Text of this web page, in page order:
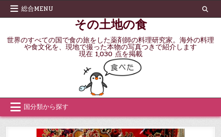
Skip
総合MENU
その土地の食
世界のすべての国で食の旅をした薬剤師の料理研究家。海外の料理
や食文化を、現地で撮った本物の写真つきで紹介します
現在 1,030 点を掲載
国分類から探す